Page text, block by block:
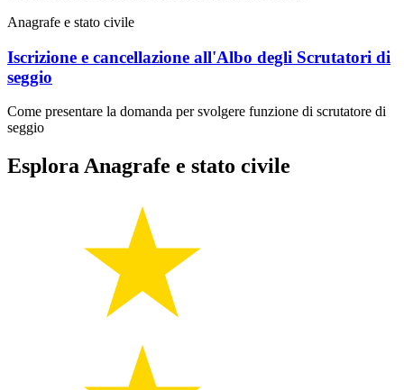
Anagrafe e stato civile
Iscrizione e cancellazione all'Albo degli Scrutatori di
seggio
Come presentare la domanda per svolgere funzione di scrutatore di
seggio
Esplora Anagrafe e stato civile